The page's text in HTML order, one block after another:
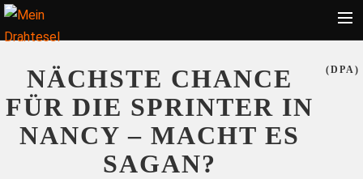
Startseite
Bekleidung
NÄCHSTE CHANCE
FÜR DIE SPRINTER IN
NANCY – MACHT ES
SAGAN?
(DPA)